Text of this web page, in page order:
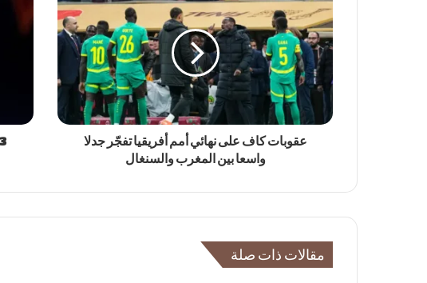
عقوبات كاف على نهائي أمم أفريقيا تفجّر جدلا
واسعا بين المغرب والسنغال
مقالات ذات صلة